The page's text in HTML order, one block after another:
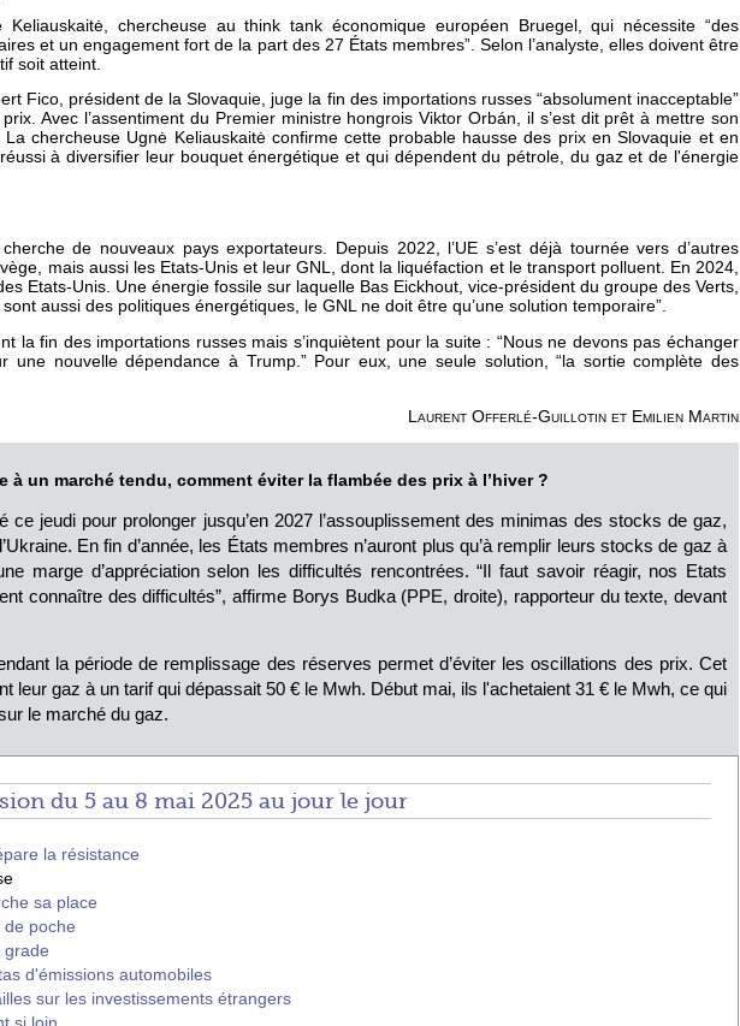
chercheuse au think tank économique européen Bruegel, qui nécessite “des
et un engagement fort de la part des 27 États membres”. Selon l’analyste, elles doivent être
soit atteint.
Fico, président de la Slovaquie, juge la fin des importations russes “absolument inacceptable”
Avec l’assentiment du Premier ministre hongrois Viktor Orbán, il s’est dit prêt à mettre son
chercheuse Ugnė Keliauskaitė confirme cette probable hausse des prix en Slovaquie et en
à diversifier leur bouquet énergétique et qui dépendent du pétrole, du gaz et de l'énergie
de nouveaux pays exportateurs. Depuis 2022, l’UE s’est déjà tournée vers d’autres
mais aussi les Etats-Unis et leur GNL, dont la liquéfaction et le transport polluent. En 2024,
Etats-Unis. Une énergie fossile sur laquelle Bas Eickhout, vice-président du groupe des Verts,
aussi des politiques énergétiques, le GNL ne doit être qu’une solution temporaire”.
la fin des importations russes mais s’inquiètent pour la suite : “Nous ne devons pas échanger
une nouvelle dépendance à Trump.” Pour eux, une seule solution, “la sortie complète des
Laurent Offerlé-Guillotin et Emilien Martin
à un marché tendu, comment éviter la flambée des prix à l’hiver ?
ce jeudi pour prolonger jusqu’en 2027 l’assouplissement des minimas des stocks de gaz,
En fin d’année, les États membres n’auront plus qu’à remplir leurs stocks de gaz à
marge d’appréciation selon les difficultés rencontrées. “Il faut savoir réagir, nos Etats
connaître des difficultés”, affirme Borys Budka (PPE, droite), rapporteur du texte, devant
la période de remplissage des réserves permet d’éviter les oscillations des prix. Cet
leur gaz à un tarif qui dépassait 50 € le Mwh. Début mai, ils l'achetaient 31 € le Mwh, ce qui
le marché du gaz.
du 5 au 8 mai 2025 au jour le jour
la résistance
sa place
de poche
grade
d'émissions automobiles
sur les investissements étrangers